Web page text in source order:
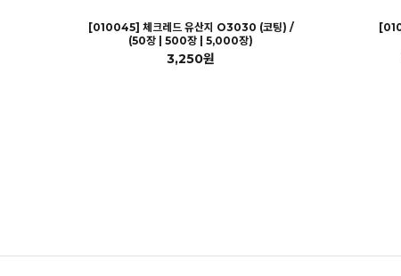
[010045] 체크레드 유산지 O3030 (코팅) /
(50장 | 500장 | 5,000장)
3,250원